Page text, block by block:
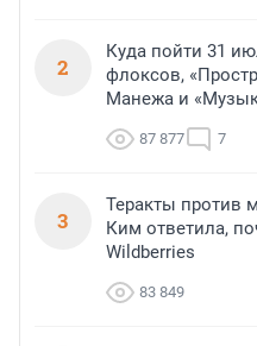
2
Куда пойти 31
флоксов,
Манежа и
87 877 7
3
Теракты против
Ким ответила,
Wildberries
83 849